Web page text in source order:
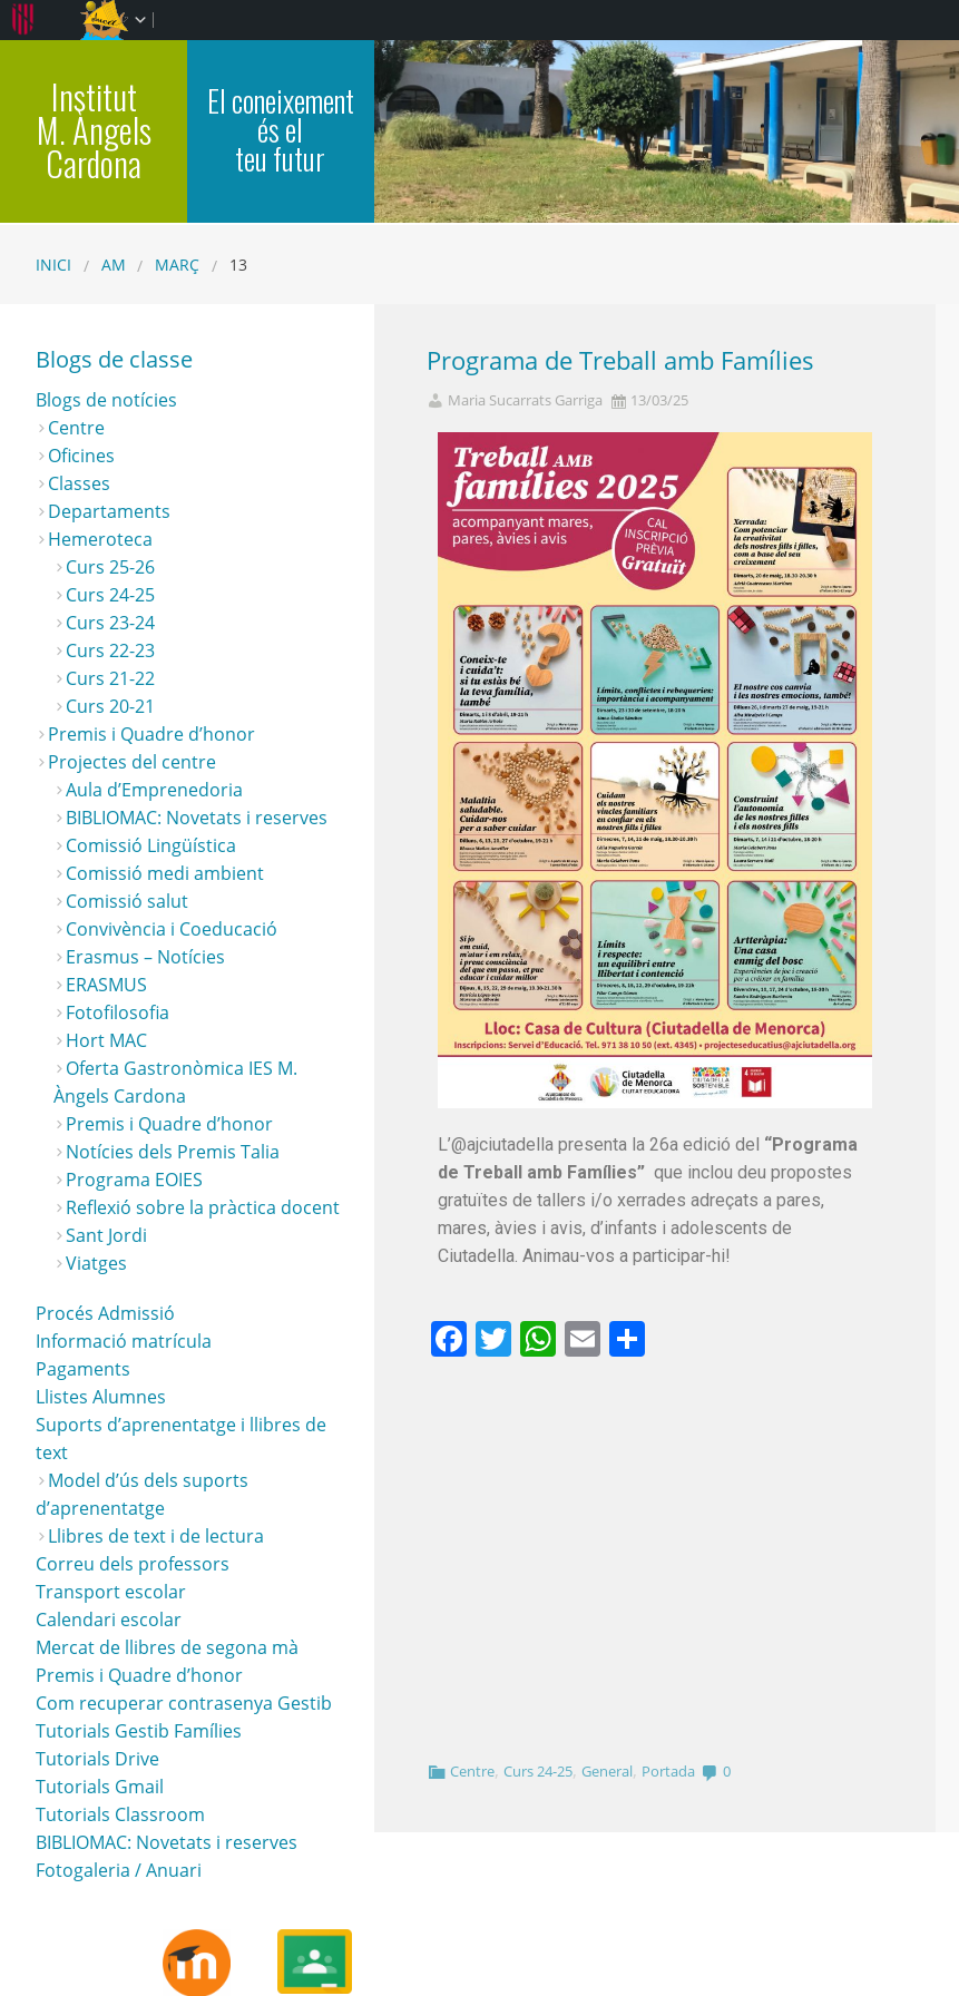
Institut
M. Àngels
Cardona
El coneixement
és el
teu futur
TBTBLNP 0x550d5e4d El coneixement (4)
Optimized by JPEGmini 3.18.4.211672608-
Àgora a
INICI AM MARÇ 13
Programa de Treball amb Famílies
Maria Sucarrats Garriga 13/03/25
L’@ajciutadella presenta la 26a edició del “Programa
de Treball amb Famílies” que inclou deu propostes
gratuïtes de tallers i/o xerrades adreçats a pares,
mares, àvies i avis, d’infants i adolescents de
Ciutadella. Animau-vos a participar-hi!
Facebook
Twitter
WhatsApp
Email
Centre,Curs 24-25,General, Portada 0
Blogs de classe
Blogs de notícies
Centre
Oficines
Classes
Departaments
Hemeroteca
Curs 25-26
Curs 24-25
Curs 23-24
Curs 22-23
Curs 21-22
Curs 20-21
Premis i Quadre d’honor
Projectes del centre
Aula d’Emprenedoria
BIBLIOMAC: Novetats i reserves
Comissió Lingüística
Comissió medi ambient
Comissió salut
Convivència i Coeducació
Erasmus – Notícies
ERASMUS
Fotofilosofia
Hort MAC
Oferta Gastronòmica IES M.
Àngels Cardona
Premis i Quadre d’honor
Notícies dels Premis Talia
Programa EOIES
Reflexió sobre la pràctica docent
Sant Jordi
Viatges
Procés Admissió
Informació matrícula
Pagaments
Llistes Alumnes
Suports d’aprenentatge i llibres de
text
Model d’ús dels suports
d’aprenentatge
Llibres de text i de lectura
Correu dels professors
Transport escolar
Calendari escolar
Mercat de llibres de segona mà
Premis i Quadre d’honor
Com recuperar contrasenya Gestib
Tutorials Gestib Famílies
Tutorials Drive
Tutorials Gmail
Tutorials Classroom
BIBLIOMAC: Novetats i reserves
Fotogaleria / Anuari